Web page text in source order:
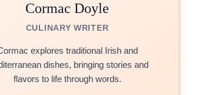
Cormac Doyle
CULINARY WRITER
explores traditional Irish and
dishes, bringing stories and
flavors to life through words.